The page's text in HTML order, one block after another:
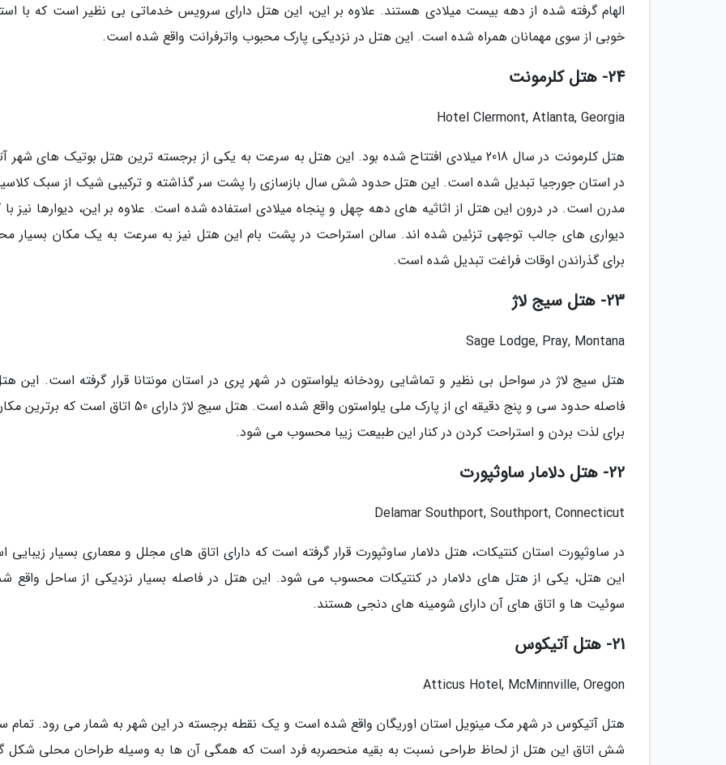
الهام گرفته شده از دهه بیست میلادی هستند. علاوه بر این، این هتل دارای سرویس خدماتی بی نظیر است که با
خوبی از سوی مهمانان همراه شده است. این هتل در نزدیکی پارک محبوب واترفرانت واقع شده است.
24- هتل کلرمونت
Hotel Clermont, Atlanta, Georgia
هتل کلرمونت در سال 2018 میلادی افتتاح شده بود. این هتل به سرعت به یکی از برجسته ترین هتل بوتیک های شهر
در استان جورجیا تبدیل شده است. این هتل حدود شش سال بازسازی را پشت سر گذاشته و ترکیبی شیک از سبک
مدرن است. در درون این هتل از اثاثیه های دهه چهل و پنجاه میلادی استفاده شده است. علاوه بر این، دیوارها نیز با
دیواری های جالب توجهی تزئین شده اند. سالن استراحت در پشت بام این هتل نیز به سرعت به یک مکان بسیار
برای گذراندن اوقات فراغت تبدیل شده است.
23- هتل سیج لاژ
Sage Lodge, Pray, Montana
هتل سیج لاژ در سواحل بی نظیر و تماشایی رودخانه یلواستون در شهر پری در استان مونتانا قرار گرفته است. این
فاصله حدود سی و پنج دقیقه ای از پارک ملی یلواستون واقع شده است. هتل سیج لاژ دارای 50 اتاق
برای لذت بردن و استراحت کردن در کنار این طبیعت زیبا محسوب می شود.
22- هتل دلامار ساوثپورت
Delamar Southport, Southport, Connecticut
در ساوثپورت استان کنتیکات، هتل دلامار ساوثپورت قرار گرفته است که دارای اتاق های مجلل و معماری بسیار
این هتل، یکی از هتل های دلامار در کنتیکات محسوب می شود. این هتل در فاصله بسیار نزدیکی از ساحل واقع
سوئیت ها و اتاق های آن دارای شومینه های دنجی هستند.
21- هتل آتیکوس
Atticus Hotel, McMinnville, Oregon
هتل آتیکوس در شهر مک مینویل استان اوریگان واقع شده است و یک نقطه برجسته در این شهر به شمار می رود. تمام
شش اتاق این هتل از لحاظ طراحی نسبت به بقیه منحصربه فرد است که همگی آن ها به وسیله طراحان محلی شکل